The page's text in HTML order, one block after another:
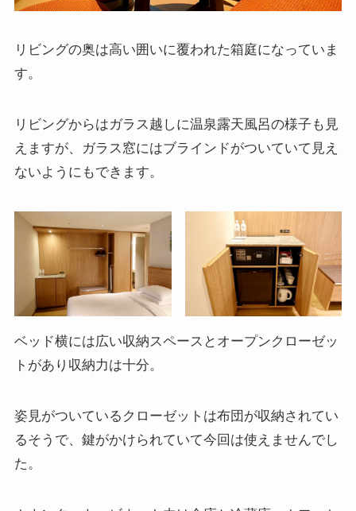
リビングの奥は高い囲いに覆われた箱庭になっていま
す。
リビングからはガラス越しに温泉露天風呂の様子も見
えますが、ガラス窓にはブラインドがついていて見え
ないようにもできます。
ベッド横には広い収納スペースとオープンクローゼッ
トがあり収納力は十分。
姿見がついているクローゼットは布団が収納されてい
るそうで、鍵がかけられていて今回は使えませんでし
た。